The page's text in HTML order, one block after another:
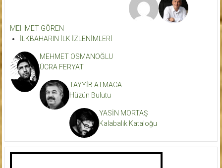
MEHMET GÖREN
İLKBAHARIN İLK İZLENİMLERİ
MEHMET OSMANOĞLU
ÜCRA FERYAT
TAYYİB ATMACA
Hüzün Bulutu
YASİN MORTAŞ
Kalabalık Kataloğu